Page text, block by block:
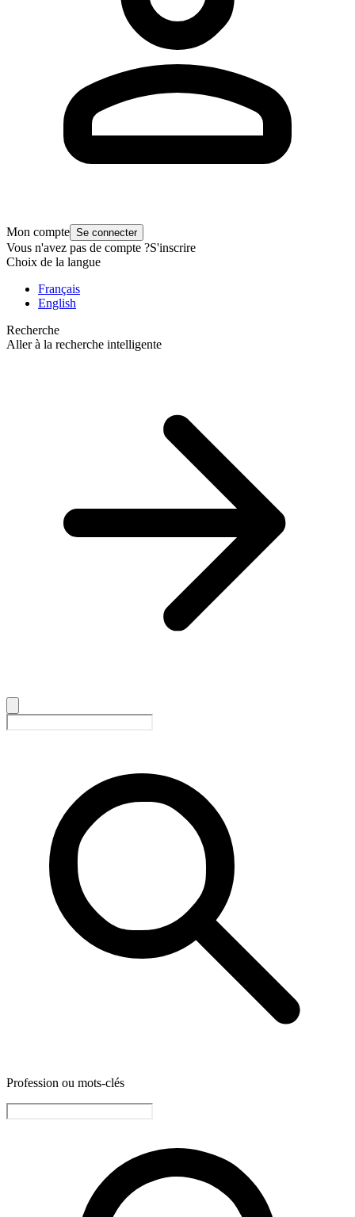
Mon compte Se connecter
Vous n'avez pas de compte ?S'inscrire
Choix de la langue
Français
English
Recherche
Aller à la recherche intelligente
Profession ou mots-clés